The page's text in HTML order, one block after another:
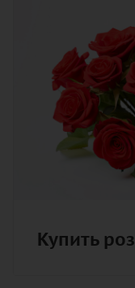
Купить